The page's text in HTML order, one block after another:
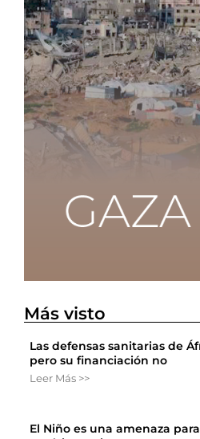
Más visto
Las defensas sanitarias de
pero su financiación no
Leer Más >>
El Niño es una amenaza